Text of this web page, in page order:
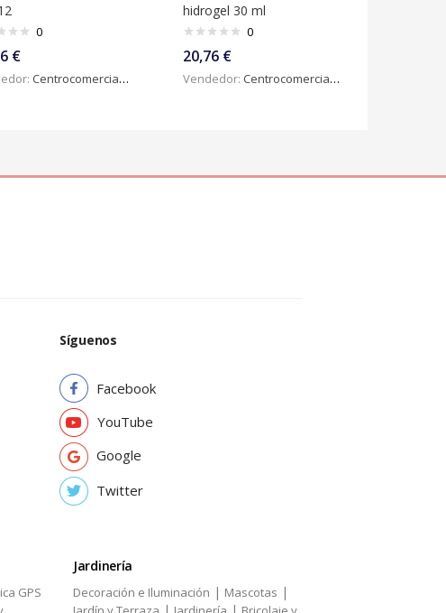
0
€
Centrocomercialdigital
hidrogel 30 ml
0
20,76 €
Vendedor: Centrocomercialdigital
Síguenos
Facebook
YouTube
Google
Twitter
GPS
Jardinería
Decoración e Iluminación | Mascotas |